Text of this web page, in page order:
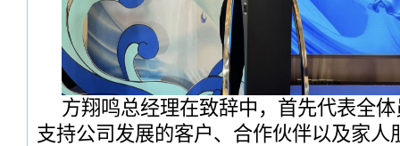
方翔鸣总经理在致辞中，首先代表全
支持公司发展的客户、合作伙伴以及家人